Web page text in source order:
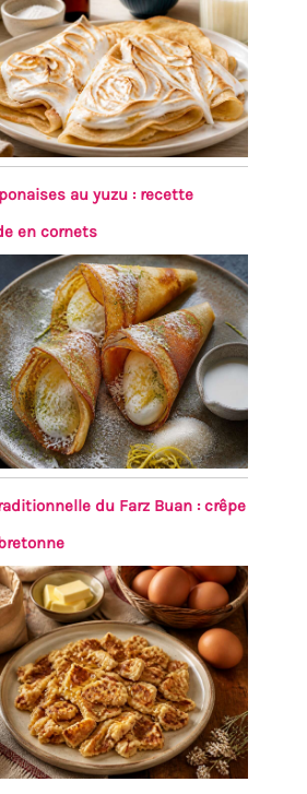
au yuzu : recette
en cornets
du Farz Buan : crêpe